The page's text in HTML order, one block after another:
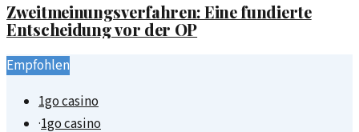
Zweitmeinungsverfahren: Eine fundierte
Entscheidung vor der OP
Empfohlen
1go casino
·1go casino